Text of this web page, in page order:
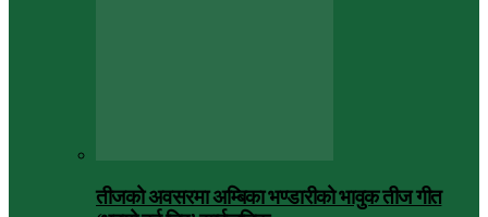
तीजको अवसरमा अम्बिका भण्डारीको भावुक तीज गीत